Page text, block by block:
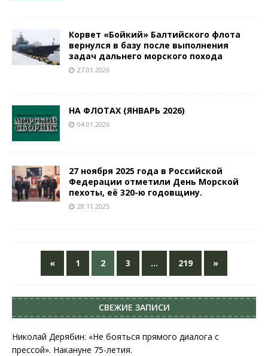
Корвет «Бойкий» Балтийского флота
вернулся в базу после выполнения
задач дальнего морского похода
27.01.2026
НА ФЛОТАХ (ЯНВАРЬ 2026)
04.01.2026
27 ноября 2025 года в Российской
Федерации отметили День Морской
пехоты, её 320-ю годовщину.
28.11.2025
« 1 2 3 … 219 »
СВЕЖИЕ ЗАПИСИ
Николай Дерябин: «Не бояться прямого диалога с
прессой». Накануне 75-летия.